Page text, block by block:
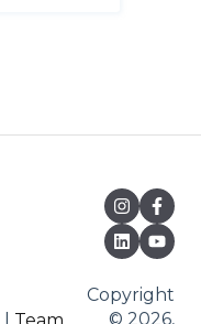
Copyright
© 2026,